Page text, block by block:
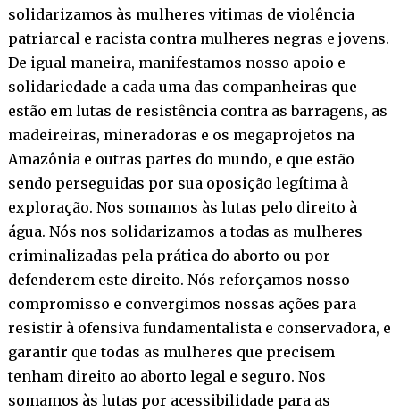
solidarizamos às mulheres vitimas de violência
patriarcal e racista contra mulheres negras e jovens.
De igual maneira, manifestamos nosso apoio e
solidariedade a cada uma das companheiras que
estão em lutas de resistência contra as barragens, as
madeireiras, mineradoras e os megaprojetos na
Amazônia e outras partes do mundo, e que estão
sendo perseguidas por sua oposição legítima à
exploração. Nos somamos às lutas pelo direito à
água. Nós nos solidarizamos a todas as mulheres
criminalizadas pela prática do aborto ou por
defenderem este direito. Nós reforçamos nosso
compromisso e convergimos nossas ações para
resistir à ofensiva fundamentalista e conservadora, e
garantir que todas as mulheres que precisem
tenham direito ao aborto legal e seguro. Nos
somamos às lutas por acessibilidade para as